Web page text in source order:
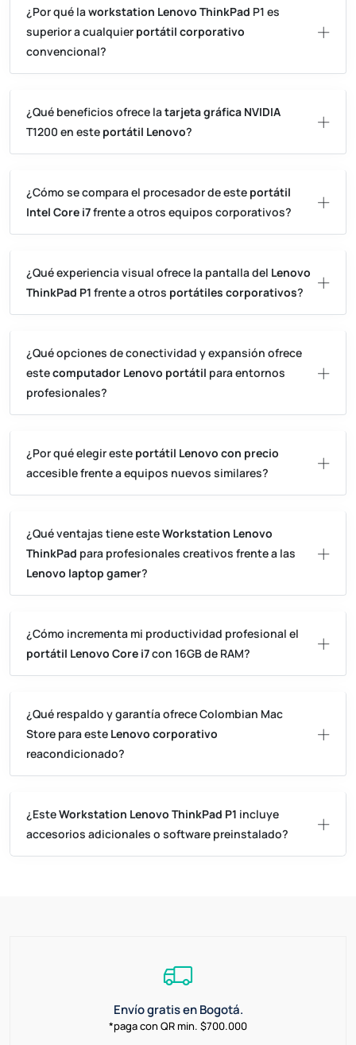
¿Por qué laworkstation Lenovo ThinkPad P1 es
superior a cualquier
portátil corporativo
convencional?
¿Qué beneficios ofrece latarjeta gráfica NVIDIA
T1200 en este
portátil Lenovo?
¿Cómo se compara el procesador de este portátil
Intel Core i7
frente a otros equipos corporativos?
¿Qué experiencia visual ofrece la pantalla del Lenovo
ThinkPad P1 frente a otros portátiles corporativos?
¿Qué opciones de conectividad y expansión ofrece
estecomputador Lenovo portátil para entornos
profesionales?
¿Por qué elegir este portátil Lenovo con precio
accesible frente a equipos nuevos similares?
¿Qué ventajas tiene esteWorkstation Lenovo
ThinkPad para profesionales creativos frente a las
Lenovo laptop gamer?
¿Cómo incrementa mi productividad profesional el
portátil Lenovo Core i7
con 16GB de RAM?
¿Qué respaldo y garantía ofrece Colombian Mac
Store para este Lenovo corporativo
reacondicionado?
¿EsteWorkstation Lenovo ThinkPad P1 incluye
accesorios adicionales o software preinstalado?
Envío gratis en Bogotá.
*paga con QR min. $700.000